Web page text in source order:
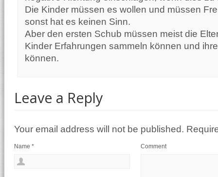
Die Kinder müssen es wollen und müssen
sonst hat es keinen Sinn.
Aber den ersten Schub müssen meist die
Kinder Erfahrungen sammeln können und
können.
Leave a Reply
Your email address will not be published.
Comment
Name *